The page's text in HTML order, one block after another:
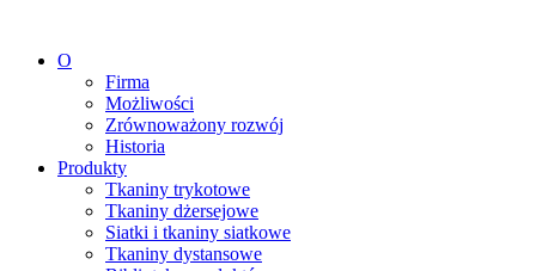
treści
O
Firma
Możliwości
Zrównoważony rozwój
Historia
Produkty
Tkaniny trykotowe
Tkaniny dżersejowe
Siatki i tkaniny siatkowe
Tkaniny dystansowe